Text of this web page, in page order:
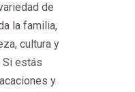
de
la familia,
cultura y
Si estás
y